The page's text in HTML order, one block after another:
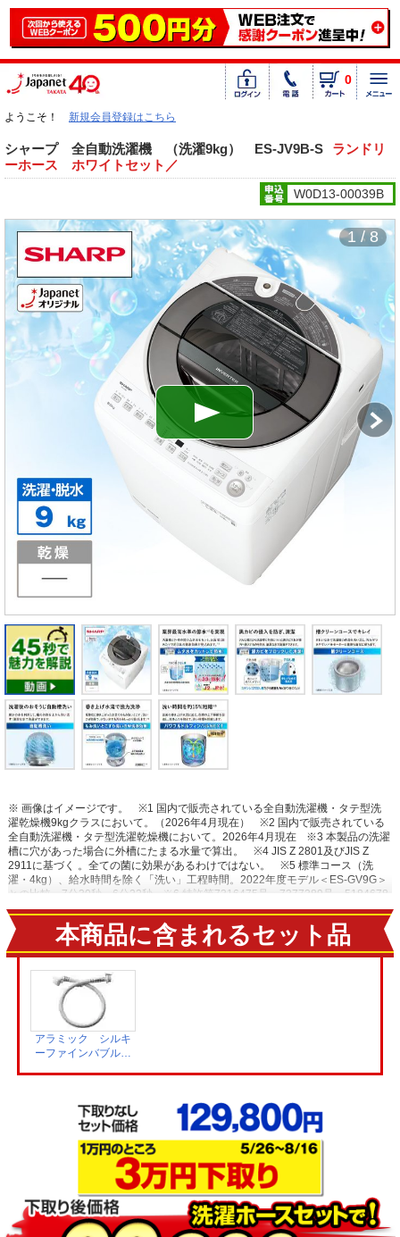
0
ようこそ！ 新規会員登録はこちら
シャープ 全自動洗濯機 （洗濯9kg） ES-JV9B-S
ランドリ
ーホース ホワイトセット／
W0D13-00039B
1 / 8
※ 画像はイメージです。
※1 国内で販売されている全自動洗濯機・タテ型洗
濯乾燥機9kgクラスにおいて。（2026年4月現在）
※2 国内で販売されている
全自動洗濯機・タテ型洗濯乾燥機において。2026年4月現在
※3 本製品の洗濯
槽に穴があった場合に外槽にたまる水量で算出。
※4 JIS Z 2801及びJIS Z
2911に基づく 。全ての菌に効果があるわけではない。
※5 標準コース（洗
濯・4kg）、給水時間を除く「洗い」工程時間。2022年度モデル＜ES-GV9G＞
との比較。7分30秒→6分22秒
※6 特許第7316475号・7377389号・5184678
号・5406888号
※7 洗濯槽に穴があった場合に外槽にたまる水量で算出。1日
1回365日洗濯した場合の水量で算出。
※8 メーカー実験による。衣類の量・
素材、汚れや洗剤の種類によって洗浄効果が異なります。
本商品に含まれるセット品
アラミック シルキ
ーファインバブル洗